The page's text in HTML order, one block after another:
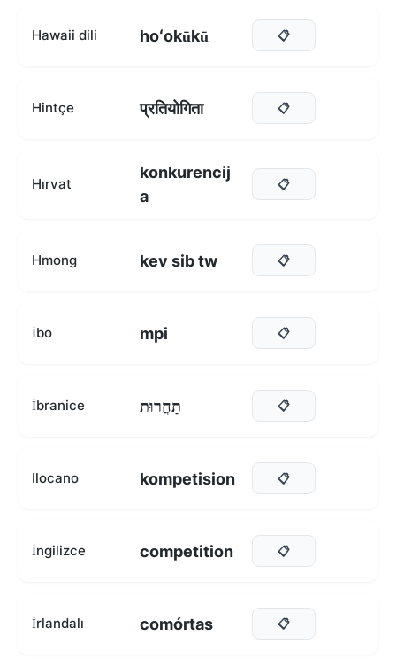
Hawaii dili hoʻokūkū 📋
Hintçe प्रतियोगिता 📋
Hırvat
konkurencij
a
📋
Hmong kev sib tw 📋
İbo mpi 📋
İbranice תַחֲרוּת 📋
Ilocano kompetision 📋
İngilizce competition 📋
İrlandalı comórtas 📋